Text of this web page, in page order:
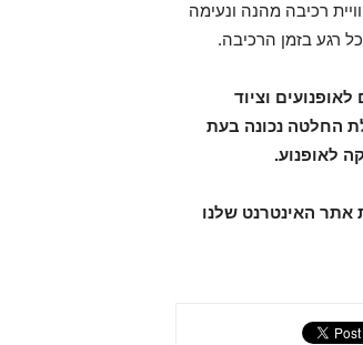
רכיבה מהנה ונעימה
רגע בזמן הרכיבה.
וציוד
החלטה נכונה בעת
לאופנוע.
אתר האינטרנט שלנו